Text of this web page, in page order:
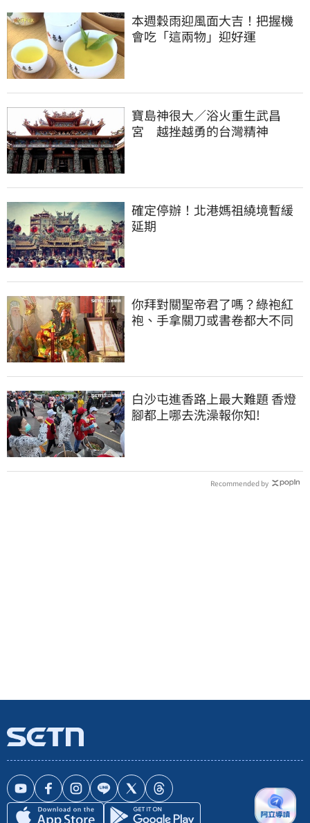
本週穀雨迎風面大吉！把握機
會吃「這兩物」迎好運
寶島神很大／浴火重生武昌
宮 越挫越勇的台灣精神
確定停辦！北港媽祖繞境暫緩
延期
你拜對關聖帝君了嗎？綠袍紅
袍、手拿關刀或書卷都大不同
白沙屯進香路上最大難題 香燈
腳都上哪去洗澡報你知!
Recommended by